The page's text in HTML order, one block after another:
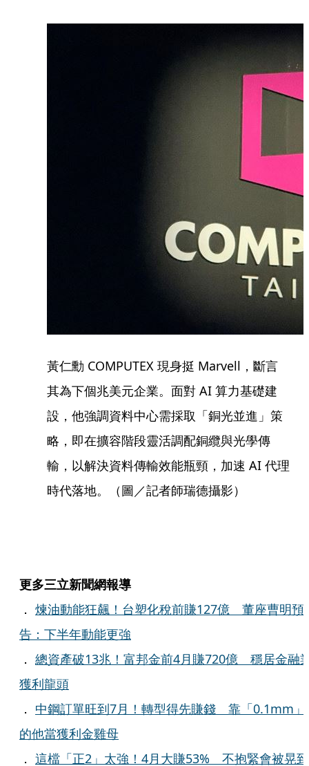
黃仁勳 COMPUTEX 現身挺 Marvell，斷言
其為下個兆美元企業。面對 AI 算力基礎建
設，他強調資料中心需採取「銅光並進」策
略，即在擴容階段靈活調配銅纜與光學傳
輸，以解決資料傳輸效能瓶頸，加速 AI 代理
時代落地。（圖／記者師瑞德攝影）
更多三立新聞網報導
． 煉油動能狂飆！台塑化稅前賺127億 董座曹明預
告：下半年動能更強
． 總資產破13兆！富邦金前4月賺720億 穩居金融
獲利龍頭
． 中鋼訂單旺到7月！轉型得先賺錢 靠「0.1mm」
的他當獲利金雞母
． 這檔「正2」太強！4月大賺53% 不抱緊會被晃到